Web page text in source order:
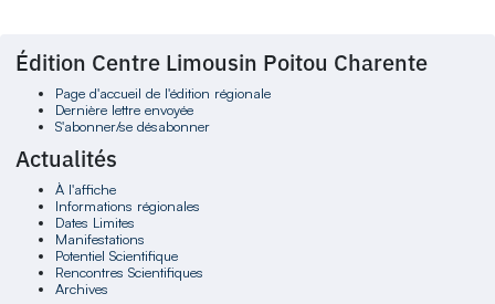
Édition Centre Limousin Poitou Charente
Page d'accueil de l'édition régionale
Dernière lettre envoyée
S'abonner/se désabonner
Actualités
À l'affiche
Informations régionales
Dates Limites
Manifestations
Potentiel Scientifique
Rencontres Scientifiques
Archives